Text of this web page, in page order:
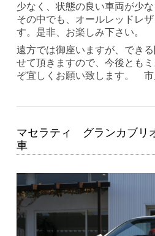
少なく、状態の良い車両が少な
その中でも、オールレッドレ
す。是非、お楽しみ下さい。
遠方では御座いますが、でき
せて頂きますので、今後とも
ぞ宜しくお願い致します。 市
マセラティ グランカブ
車